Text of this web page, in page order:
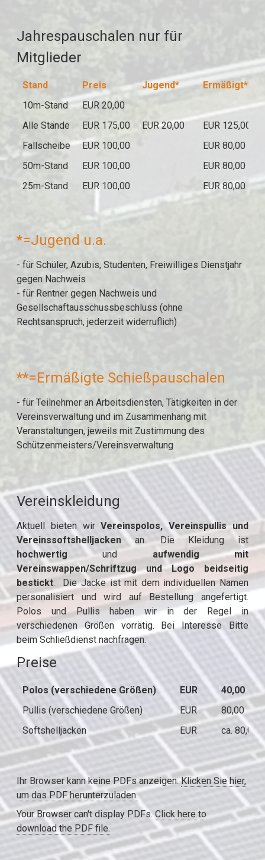
Jahrespauschalen nur für
Mitglieder
Stand Preis Jugend*
Ermäßigt**
10m-Stand
EUR 20,00
Alle Stände
EUR 175,00 EUR 20,00
EUR 125,00
Fallscheibe
EUR 100,00
EUR 80,00
50m-Stand
EUR 100,00
EUR 80,00
25m-Stand
EUR 100,00 EUR 80,00
*=Jugend u.a.
- für Schüler, Azubis, Studenten, Freiwilliges Dienstjahr
gegen Nachweis
- für Rentner gegen Nachweis und
Gesellschaftausschussbeschluss (ohne
Rechtsanspruch, jederzeit widerruflich)
**=Ermäßigte Schießpauschalen
- für Teilnehmer an Arbeitsdiensten, Tätigkeiten in der
Vereinsverwaltung und im Zusammenhang mit
Veranstaltungen, jeweils mit Zustimmung des
Schützenmeisters/Vereinsverwaltung
Vereinskleidung
Aktuell bieten wirVereinspolos, Vereinspullis und
Vereinssoftshelljacken an. Die Kleidung ist
hochwertig und aufwendig mit
Vereinswappen/Schriftzug und Logo beidseitig
bestickt. Die Jacke ist mit dem individuellen Namen
personalisiert und wird auf Bestellung angefertigt.
Polos und Pullis haben wir in der Regel in
verschiedenen Größen vorrätig. Bei Interesse Bitte
beim Schließdienst nachfragen.
Preise
Polos (verschiedene Größen) EUR
40,00
Pullis (verschiedene Größen)
EUR
80,00
Softshelljacken
EUR ca. 80,00
Ihr Browser kann keine PDFs anzeigen.Klicken Sie hier,
um das PDF herunterzuladen.
Your Browser can't display PDFs.Click here to
download the PDF file.